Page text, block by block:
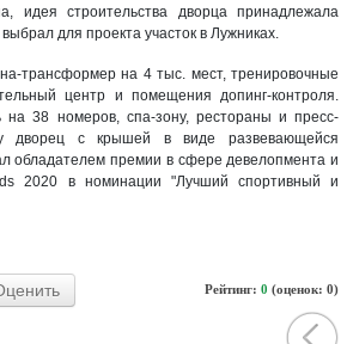
идея строительства дворца принадлежала
для проекта участок в Лужниках.
трансформер на 4 тыс. мест, тренировочные
центр и помещения допинг-контроля.
на 38 номеров, спа-зону, рестораны и пресс-
дворец с крышей в виде развевающейся
обладателем премии в сфере девелопмента и
2020 в номинации "Лучший спортивный и
Рейтинг: 0 (оценок: 0)